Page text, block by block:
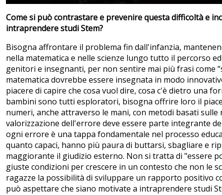
Come si può contrastare e prevenire questa difficoltà e
intraprendere studi Stem?
Bisogna affrontare il problema fin dall'infanzia,
nella matematica e nelle scienze lungo tutto il percorso
genitori e insegnanti, per non sentire mai più frasi come
matematica dovrebbe essere insegnata in modo
piacere di capire che cosa vuol dire, cosa c'è dietro una
bambini sono tutti esploratori, bisogna offrire loro il
numeri, anche attraverso le mani, con metodi basati sulle
valorizzazione dell'errore deve essere parte integrante
ogni errore è una tappa fondamentale nel processo
quanto capaci, hanno più paura di buttarsi, sbagliare e
maggiorante il giudizio esterno. Non si tratta di "essere
giuste condizioni per crescere in un contesto che non le
ragazze la possibilità di sviluppare un rapporto positivo
può aspettare che siano motivate a intraprendere studi